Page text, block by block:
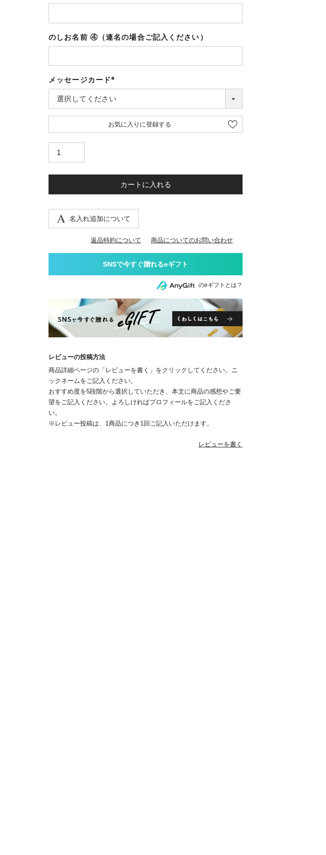
のしお名前 ④（連名の場合ご記入ください）
メッセージカード
(必
須)
お気に入りに登録する
カートに入れる
名入れ追加について
返品特約について 商品についてのお問い合わせ
のeギフトとは？
レビューの投稿方法
商品詳細ページの「レビューを書く」をクリックしてください。ニ
ックネームをご記入ください。
おすすめ度を5段階から選択していただき、本文に商品の感想やご要
望をご記入ください。よろしければプロフィールをご記入くださ
い。
※レビュー投稿は、1商品につき1回ご記入いただけます。
レビューを書く